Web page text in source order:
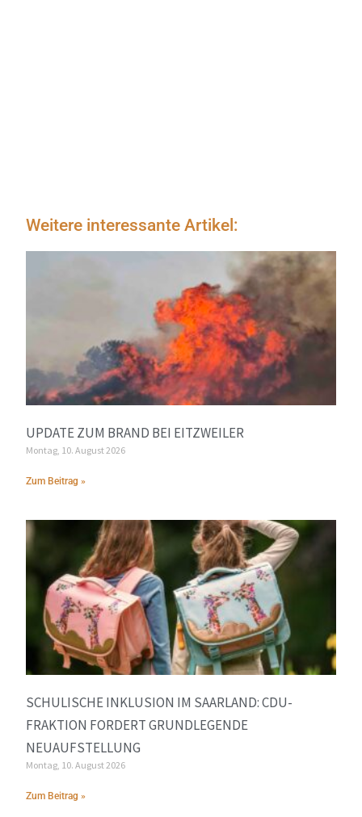
Weitere interessante Artikel:
UPDATE ZUM BRAND BEI EITZWEILER
Montag, 10. August 2026
Zum Beitrag »
SCHULISCHE INKLUSION IM SAARLAND: CDU-
FRAKTION FORDERT GRUNDLEGENDE
NEUAUFSTELLUNG
Montag, 10. August 2026
Zum Beitrag »